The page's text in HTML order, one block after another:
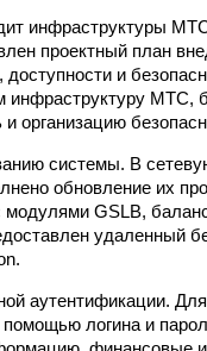
инфраструктуры
проектный план
доступности и
инфраструктуру МТС,
организацию
системы. В
обновление их
GSLB,
удаленный
аутентификации.
логина и